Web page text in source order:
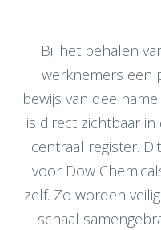
Bij het behalen
werknemers een
bewijs van
is direct zichtbaar
centraal register.
voor Dow
zelf. Zo worden
schaal